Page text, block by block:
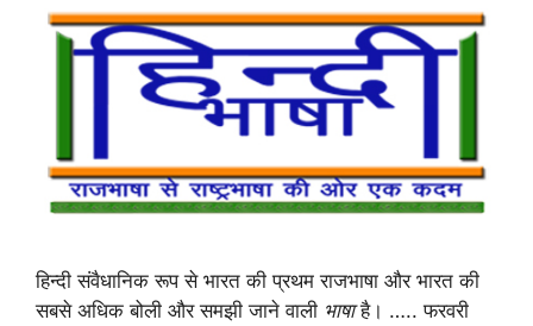
हिन्दी संवैधानिक रूप से भारत की प्रथम राजभाषा और भारत की
सबसे अधिक बोली और समझी जाने वाली भाषाहै। ….. फरवरी